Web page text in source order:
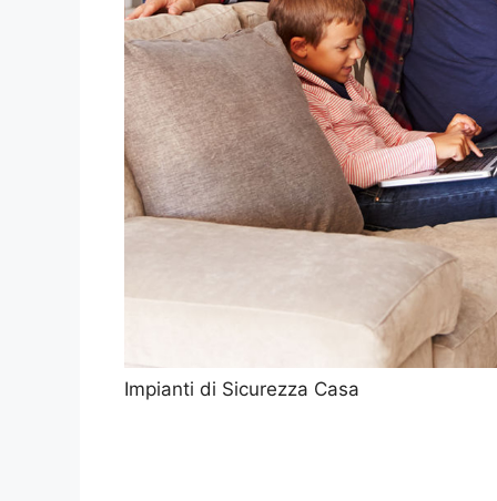
Impianti di Sicurezza Casa